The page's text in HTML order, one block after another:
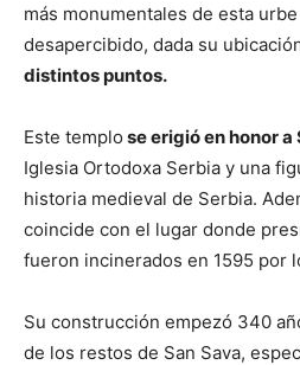
más monumentales de esta
desapercibido, dada su
distintos puntos.
Este templo se erigió en honor a
Iglesia Ortodoxa Serbia y una
historia medieval de Serbia.
coincide con el lugar donde
fueron incinerados en 1595 por
Su construcción empezó 340
de los restos de San Sava,